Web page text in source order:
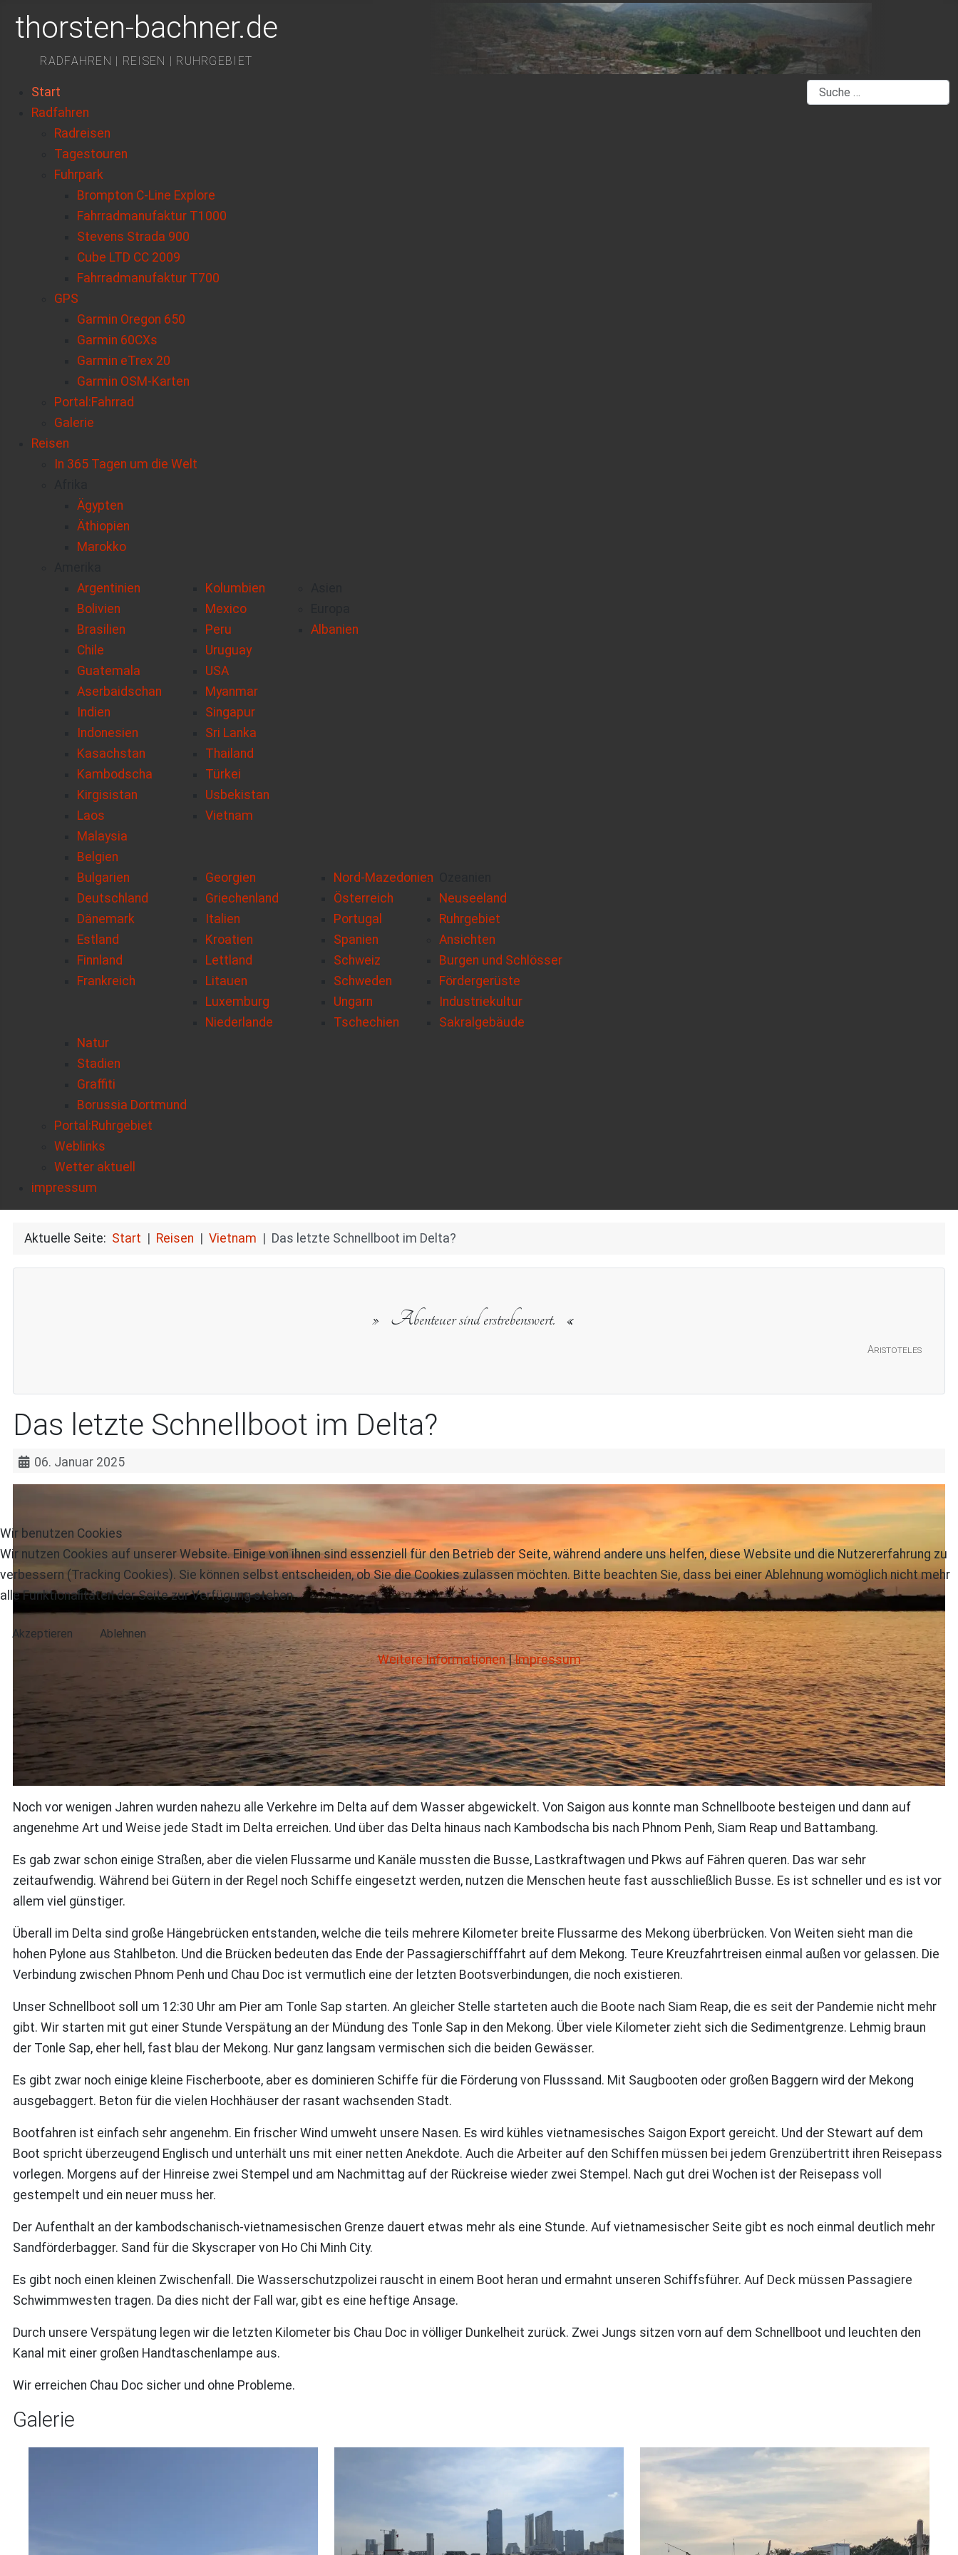
thorsten-bachner.de
RADFAHREN | REISEN | RUHRGEBIET
Start
Radfahren
Radreisen
Tagestouren
Fuhrpark
Brompton C-Line Explore
Fahrradmanufaktur T1000
Stevens Strada 900
Cube LTD CC 2009
Fahrradmanufaktur T700
GPS
Garmin Oregon 650
Garmin 60CXs
Garmin eTrex 20
Garmin OSM-Karten
Portal:Fahrrad
Galerie
Reisen
In 365 Tagen um die Welt
Ägypten
Äthiopien
Marokko
Argentinien
Bolivien
Brasilien
Chile
Guatemala
Kolumbien
Mexico
Peru
Uruguay
USA
Aserbaidschan
Indien
Indonesien
Kasachstan
Kambodscha
Kirgisistan
Laos
Malaysia
Myanmar
Singapur
Sri Lanka
Thailand
Türkei
Usbekistan
Vietnam
Albanien
Belgien
Bulgarien
Deutschland
Dänemark
Estland
Finnland
Frankreich
Georgien
Griechenland
Italien
Kroatien
Lettland
Litauen
Luxemburg
Niederlande
Nord-Mazedonien
Österreich
Portugal
Spanien
Schweiz
Schweden
Ungarn
Tschechien
Neuseeland
Ruhrgebiet
Ansichten
Burgen und Schlösser
Fördergerüste
Industriekultur
Sakralgebäude
Natur
Stadien
Graffiti
Borussia Dortmund
Portal:Ruhrgebiet
Weblinks
Wetter aktuell
impressum
Suchen
Aktuelle Seite: Start Reisen Vietnam Das letzte Schnellboot im Delta?
Aristoteles
Abenteuer sind erstrebenswert.
Das letzte Schnellboot im Delta?
06. Januar 2025
Noch vor wenigen Jahren wurden nahezu alle Verkehre im Delta auf dem Wasser abgewickelt. Von Saigon aus konnte man Schnellboote besteigen und dann auf
angenehme Art und Weise jede Stadt im Delta erreichen. Und über das Delta hinaus nach Kambodscha bis nach Phnom Penh, Siam Reap und Battambang.
Es gab zwar schon einige Straßen, aber die vielen Flussarme und Kanäle mussten die Busse, Lastkraftwagen und Pkws auf Fähren queren. Das war sehr
zeitaufwendig. Während bei Gütern in der Regel noch Schiffe eingesetzt werden, nutzen die Menschen heute fast ausschließlich Busse. Es ist schneller und es ist vor
allem viel günstiger.
Überall im Delta sind große Hängebrücken entstanden, welche die teils mehrere Kilometer breite Flussarme des Mekong überbrücken. Von Weiten sieht man die
hohen Pylone aus Stahlbeton. Und die Brücken bedeuten das Ende der Passagierschifffahrt auf dem Mekong. Teure Kreuzfahrtreisen einmal außen vor gelassen. Die
Verbindung zwischen Phnom Penh und Chau Doc ist vermutlich eine der letzten Bootsverbindungen, die noch existieren.
Unser Schnellboot soll um 12:30 Uhr am Pier am Tonle Sap starten. An gleicher Stelle starteten auch die Boote nach Siam Reap, die es seit der Pandemie nicht mehr
gibt. Wir starten mit gut einer Stunde Verspätung an der Mündung des Tonle Sap in den Mekong. Über viele Kilometer zieht sich die Sedimentgrenze. Lehmig braun
der Tonle Sap, eher hell, fast blau der Mekong. Nur ganz langsam vermischen sich die beiden Gewässer.
Es gibt zwar noch einige kleine Fischerboote, aber es dominieren Schiffe für die Förderung von Flusssand. Mit Saugbooten oder großen Baggern wird der Mekong
ausgebaggert. Beton für die vielen Hochhäuser der rasant wachsenden Stadt.
Bootfahren ist einfach sehr angenehm. Ein frischer Wind umweht unsere Nasen. Es wird kühles vietnamesisches Saigon Export gereicht. Und der Stewart auf dem
Boot spricht überzeugend Englisch und unterhält uns mit einer netten Anekdote. Auch die Arbeiter auf den Schiffen müssen bei jedem Grenzübertritt ihren Reisepass
vorlegen. Morgens auf der Hinreise zwei Stempel und am Nachmittag auf der Rückreise wieder zwei Stempel. Nach gut drei Wochen ist der Reisepass voll
gestempelt und ein neuer muss her.
Der Aufenthalt an der kambodschanisch-vietnamesischen Grenze dauert etwas mehr als eine Stunde. Auf vietnamesischer Seite gibt es noch einmal deutlich mehr
Sandförderbagger. Sand für die Skyscraper von Ho Chi Minh City.
Es gibt noch einen kleinen Zwischenfall. Die Wasserschutzpolizei rauscht in einem Boot heran und ermahnt unseren Schiffsführer. Auf Deck müssen Passagiere
Schwimmwesten tragen. Da dies nicht der Fall war, gibt es eine heftige Ansage.
Durch unsere Verspätung legen wir die letzten Kilometer bis Chau Doc in völliger Dunkelheit zurück. Zwei Jungs sitzen vorn auf dem Schnellboot und leuchten den
Kanal mit einer großen Handtaschenlampe aus.
Wir erreichen Chau Doc sicher und ohne Probleme.
Galerie
Wir benutzen Cookies
Wir nutzen Cookies auf unserer Website. Einige von ihnen sind essenziell für den Betrieb der Seite, während andere uns helfen, diese Website und die Nutzererfahrung zu
verbessern (Tracking Cookies). Sie können selbst entscheiden, ob Sie die Cookies zulassen möchten. Bitte beachten Sie, dass bei einer Ablehnung womöglich nicht mehr
alle Funktionalitäten der Seite zur Verfügung stehen.
Akzeptieren Ablehnen
Weitere Informationen|Impressum